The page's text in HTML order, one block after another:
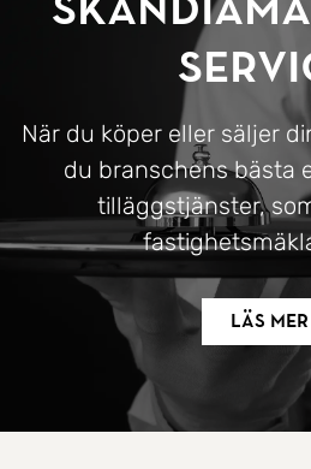
När du köper eller säljer
du branschens bästa
tilläggstjänster,
Läs mer